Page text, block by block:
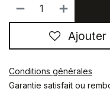
Ajouter
Conditions générales
Garantie satisfait ou